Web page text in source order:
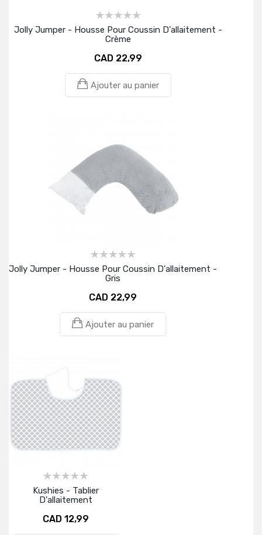
Jolly Jumper - Housse Pour Coussin D'allaitement -
Crème
CAD 22,99
Ajouter au panier
Jolly Jumper - Housse Pour Coussin D'allaitement -
Gris
CAD 22,99
Ajouter au panier
Kushies - Tablier
D'allaitement
CAD 12,99